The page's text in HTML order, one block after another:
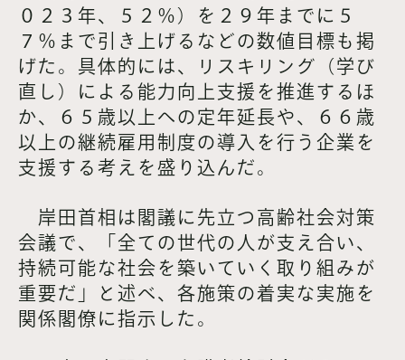
０２３年、５２％）を２９年までに５
７％まで引き上げるなどの数値目標も掲
げた。具体的には、リスキリング（学び
直し）による能力向上支援を推進するほ
か、６５歳以上への定年延長や、６６歳
以上の継続雇用制度の導入を行う企業を
支援する考えを盛り込んだ。
岸田首相は閣議に先立つ高齢社会対策
会議で、「全ての世代の人が支え合い、
持続可能な社会を築いていく取り組みが
重要だ」と述べ、各施策の着実な実施を
関係閣僚に指示した。